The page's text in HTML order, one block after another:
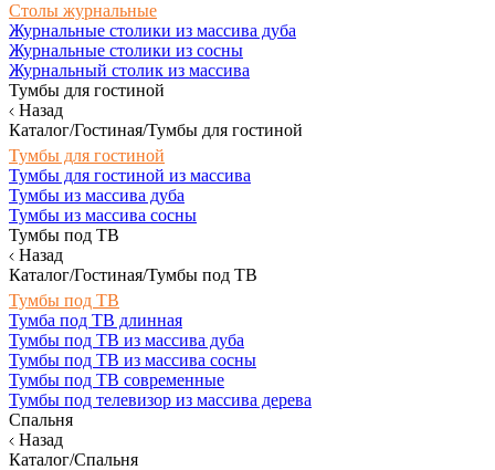
Столы журнальные
Журнальные столики из массива дуба
Журнальные столики из сосны
Журнальный столик из массива
Тумбы для гостиной
Назад
Каталог/Гостиная/Тумбы для гостиной
Тумбы для гостиной
Тумбы для гостиной из массива
Тумбы из массива дуба
Тумбы из массива сосны
Тумбы под ТВ
Назад
Каталог/Гостиная/Тумбы под ТВ
Тумбы под ТВ
Тумба под ТВ длинная
Тумбы под ТВ из массива дуба
Тумбы под ТВ из массива сосны
Тумбы под ТВ современные
Тумбы под телевизор из массива дерева
Спальня
Назад
Каталог/Спальня